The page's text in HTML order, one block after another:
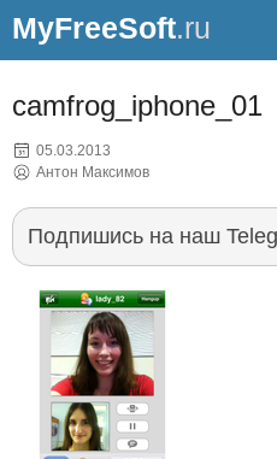
MyFreeSoft.ru
camfrog_iphone_01
05.03.2013
Антон Максимов
Подпишись на наш